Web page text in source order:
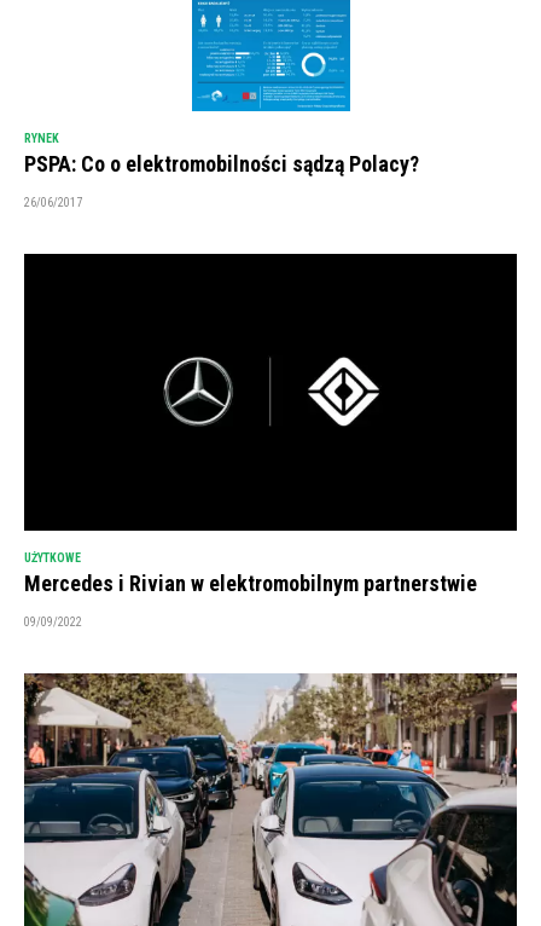
RYNEK
PSPA: Co o elektromobilności sądzą Polacy?
26/06/2017
UŻYTKOWE
Mercedes i Rivian w elektromobilnym partnerstwie
09/09/2022